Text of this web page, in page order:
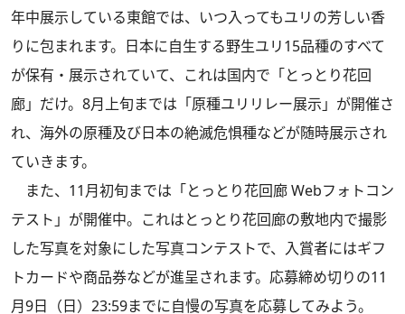
年中展示している東館では、いつ入ってもユリの芳しい香
りに包まれます。日本に自生する野生ユリ15品種のすべて
が保有・展示されていて、これは国内で「とっとり花回
廊」だけ。8月上旬までは「原種ユリリレー展示」が開催さ
れ、海外の原種及び日本の絶滅危惧種などが随時展示され
ていきます。
また、11月初旬までは「とっとり花回廊 Webフォトコン
テスト」が開催中。これはとっとり花回廊の敷地内で撮影
した写真を対象にした写真コンテストで、入賞者にはギフ
トカードや商品券などが進呈されます。応募締め切りの11
月9日（日）23:59までに自慢の写真を応募してみよう。